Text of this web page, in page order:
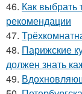
46. Как выбрать
рекомендации
47.
48. Парижские
должен знать
49.